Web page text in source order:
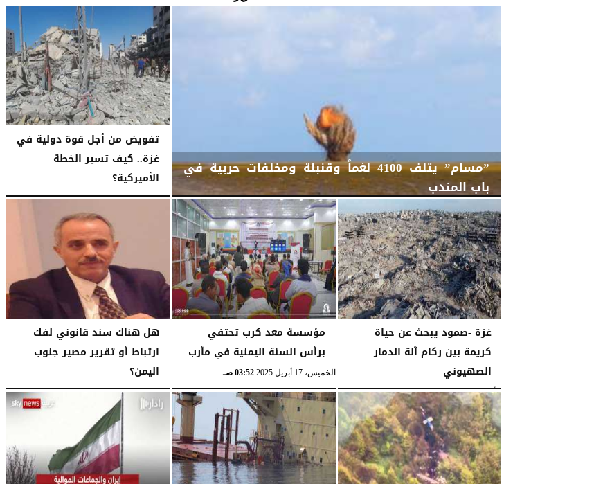
”مسام” يتلف 4100 لغماً وقنبلة ومخلفات حربية في
باب المندب
الأربعاء، 19 نوفمبر 2025 08:47 مـ
تفويض من أجل قوة دولية في
غزة.. كيف تسير الخطة
الأميركية؟
الثلاثاء، 4 نوفمبر 2025 08:00 مـ
غزة -صمود يبحث عن حياة
كريمة بين ركام آلة الدمار
الصهيوني
الأحد، 2 نوفمبر 2025 04:04 مـ
مؤسسة معد كرب تحتفي
برأس السنة اليمنية في مأرب
الخميس، 17 أبريل 2025 03:52 صـ
هل هناك سند قانوني لفك
ارتباط أو تقرير مصير جنوب
اليمن؟
الثلاثاء، 7 يناير 2025 12:03 مـ